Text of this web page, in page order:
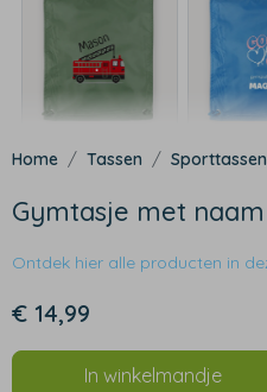
Tassen Sporttassen
Gymtasje met
Ontdek hier alle producten in
€ 14,99
In winkelmandje